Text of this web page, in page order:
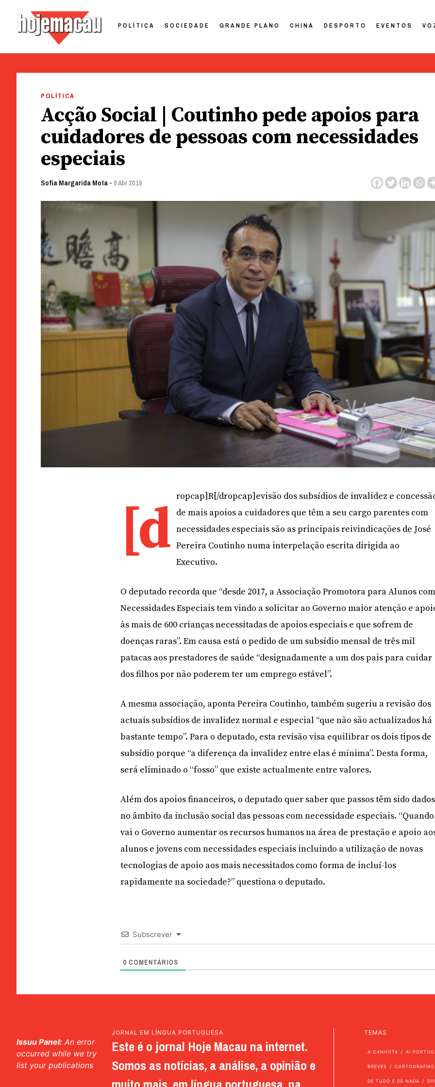
POLÍTICA SOCIEDADE GRANDE PLANO CHINA DESPORTO EVENTOS
POLÍTICA
Acção Social | Coutinho pede apoios para
cuidadores de pessoas com necessidades
especiais
Sofia Margarida Mota-8 Abr 2019
[d ropcap]R[/dropcap]evisão dos subsídios de invalidez e
de mais apoios a cuidadores que têm a seu cargo parentes com
necessidades especiais são as principais reivindicações de José
Pereira Coutinho numa interpelação escrita dirigida ao
Executivo.
O deputado recorda que “desde 2017, a Associação Promotora para Alunos
Necessidades Especiais tem vindo a solicitar ao Governo maior atenção e
às mais de 600 crianças necessitadas de apoios especiais e que sofrem de
doenças raras”. Em causa está o pedido de um subsídio mensal de três mil
patacas aos prestadores de saúde “designadamente a um dos pais para cuidar
dos filhos por não poderem ter um emprego estável”.
A mesma associação, aponta Pereira Coutinho, também sugeriu a revisão dos
actuais subsídios de invalidez normal e especial “que não são actualizados há
bastante tempo”. Para o deputado, esta revisão visa equilibrar os dois tipos de
subsídio porque “a diferença da invalidez entre elas é mínima”. Desta forma,
será eliminado o “fosso” que existe actualmente entre valores.
Além dos apoios financeiros, o deputado quer saber que passos têm sido dados
no âmbito da inclusão social das pessoas com necessidade especiais. “Quando
vai o Governo aumentar os recursos humanos na área de prestação e apoio
alunos e jovens com necessidades especiais incluindo a utilização de novas
tecnologias de apoio aos mais necessitados como forma de incluí-los
rapidamente na sociedade?” questiona o deputado.
Subscrever
0 COMENTÁRIOS
Issuu Panel: An error
occurred while we try
list your publications
JORNAL EM LÍNGUA PORTUGUESA
Este é o jornal Hoje Macau na internet.
Somos as notícias, a análise, a opinião e
TEMAS
A CANHOTA AI
BREVES CARTOGRAFIAS
DE TUDO E DE NADA